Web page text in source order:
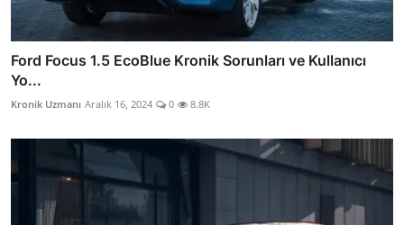
Ford Focus 1.5 EcoBlue Kronik Sorunları ve Kullanıcı
Yo...
Kronik Uzmanı Aralık 16, 2024 0 8.8K